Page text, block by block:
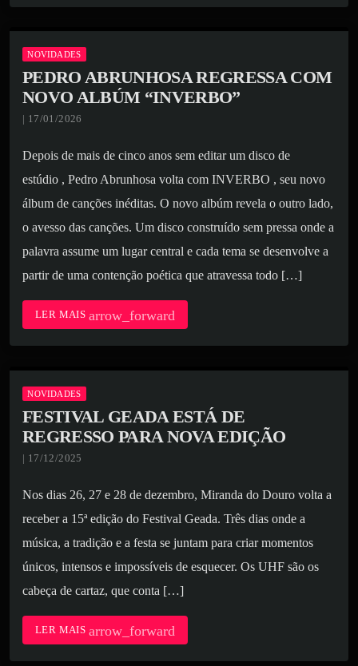
NOVIDADES
PEDRO ABRUNHOSA REGRESSA COM
NOVO ALBÚM “INVERBO”
| 17/01/2026
Depois de mais de cinco anos sem editar um disco de
estúdio , Pedro Abrunhosa volta com INVERBO , seu novo
álbum de canções inéditas. O novo albúm revela o outro lado,
o avesso das canções. Um disco construído sem pressa onde a
palavra assume um lugar central e cada tema se desenvolve a
partir de uma contenção poética que atravessa todo […]
LER MAIS arrow_forward
NOVIDADES
FESTIVAL GEADA ESTÁ DE
REGRESSO PARA NOVA EDIÇÃO
| 17/12/2025
Nos dias 26, 27 e 28 de dezembro, Miranda do Douro volta a
receber a 15ª edição do Festival Geada. Três dias onde a
música, a tradição e a festa se juntam para criar momentos
únicos, intensos e impossíveis de esquecer. Os UHF são os
cabeça de cartaz, que conta […]
LER MAIS arrow_forward